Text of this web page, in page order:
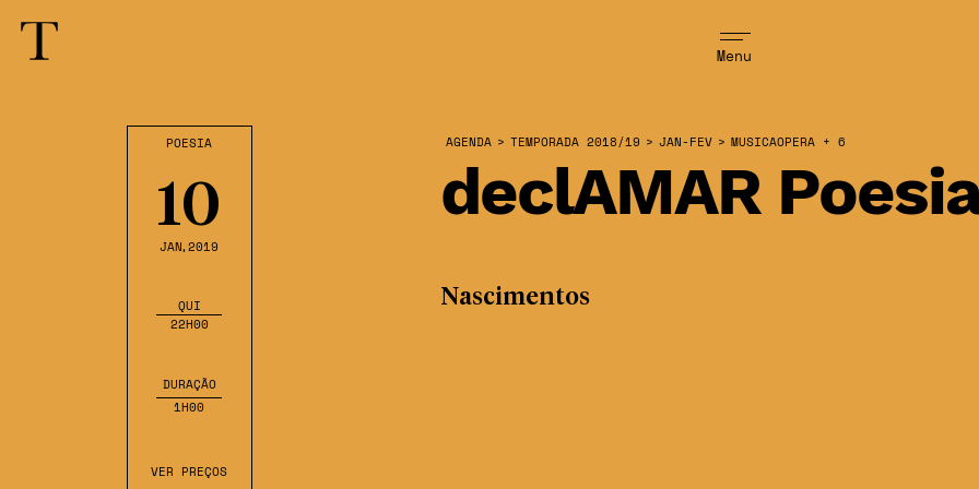
Menu
declAMAR
POESIA
10
JAN,2019
QUI
22H00
DURAÇÃO
1H00
VER PREÇOS
AGENDA > TEMPORADA 2018/19 > JAN-FEV > MUSICAOPERA + 6
Nascimentos